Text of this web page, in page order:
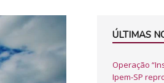
ÚLTIMAS
Operação
Ipem-SP